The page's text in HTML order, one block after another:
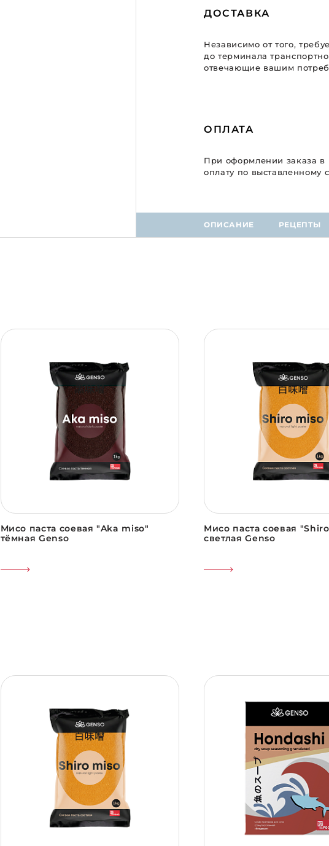
ОПИСАНИЕ РЕЦЕПТЫ
ДОСТАВКА
Независимо от того,
до терминала
отвечающие вашим
ОПЛАТА
При оформлении заказа в
оплату по выставленному
Мисо паста соевая "Aka miso"
тёмная Genso
Мисо паста соевая
светлая Genso